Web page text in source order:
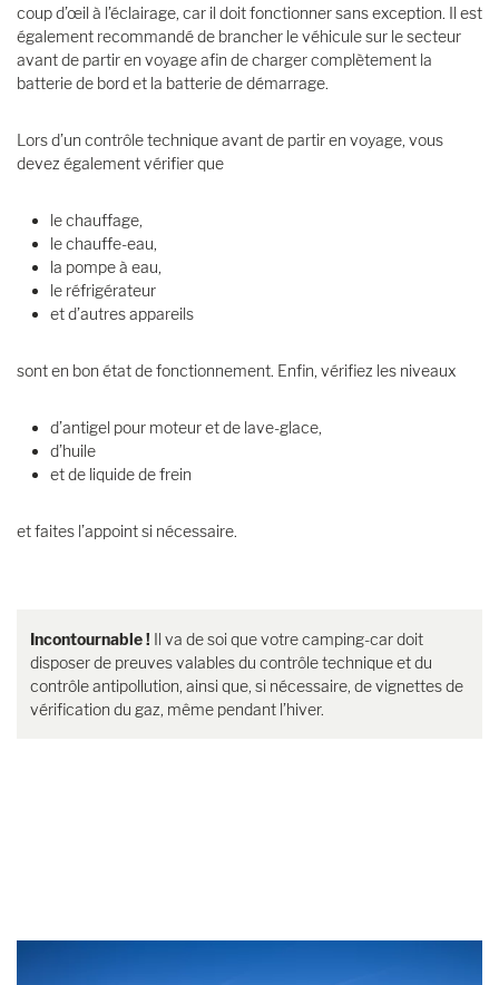
coup d’œil à l’éclairage, car il doit fonctionner sans exception. Il est
également recommandé de brancher le véhicule sur le secteur
avant de partir en voyage afin de charger complètement la
batterie de bord et la batterie de démarrage.
Lors d’un contrôle technique avant de partir en voyage, vous
devez également vérifier que
le chauffage,
le chauffe-eau,
la pompe à eau,
le réfrigérateur
et d’autres appareils
sont en bon état de fonctionnement. Enfin, vérifiez les niveaux
d’antigel pour moteur et de lave-glace,
d’huile
et de liquide de frein
et faites l’appoint si nécessaire.
Incontournable ! Il va de soi que votre camping-car doit
disposer de preuves valables du contrôle technique et du
contrôle antipollution, ainsi que, si nécessaire, de vignettes de
vérification du gaz, même pendant l’hiver.